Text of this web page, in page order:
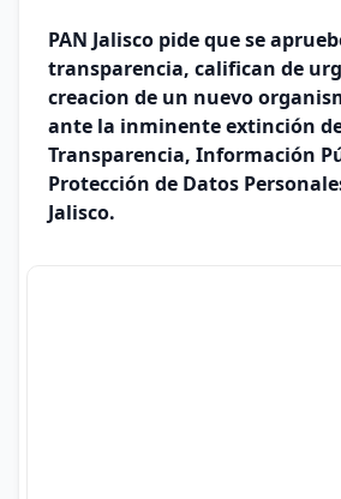
PAN Jalisco pide que se
transparencia, califican de
creacion de un nuevo
ante la inminente extinción
Transparencia, Información
Protección de Datos
Jalisco.